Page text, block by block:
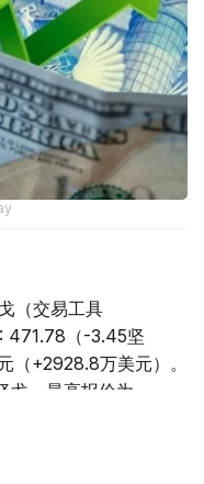
（交易工具
471.78（-3.45坚
（+2928.8万美元）。
戈，最高报价为